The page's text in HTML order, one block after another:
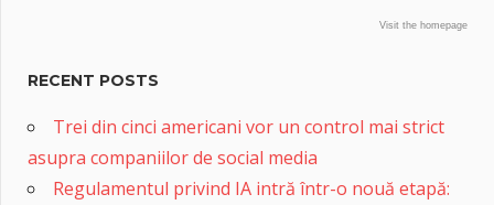
Visit the homepage
RECENT POSTS
Trei din cinci americani vor un control mai strict
asupra companiilor de social media
Regulamentul privind IA intră într-o nouă etapă: